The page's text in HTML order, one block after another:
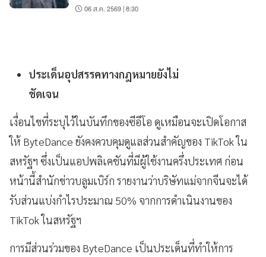
06 ส.ค. 2569 | 8:30
ประเด็นอุปสรรคทางกฎหมายยังไม่
ชัดเจน
เงื่อนไขที่ระบุไว้ในบันทึกของซีอีโอ ดูเหมือนจะเปิดโอกาส
ให้ ByteDance ยังคงควบคุมดูแลส่วนสำคัญของ TikTok ใน
สหรัฐฯ ซึ่งเป็นแอปพลิเคชันที่มีผู้ใช้งานครึ่งประเทศ ก่อน
หน้านี้สำนักข่าวบลูมเบิร์ก รายงานว่าบริษัทแม่จากจีนจะได้
รับส่วนแบ่งกำไรประมาณ 50% จากการดำเนินงานของ
TikTok ในสหรัฐฯ
การมีส่วนร่วมของ ByteDance เป็นประเด็นที่ทำให้การ